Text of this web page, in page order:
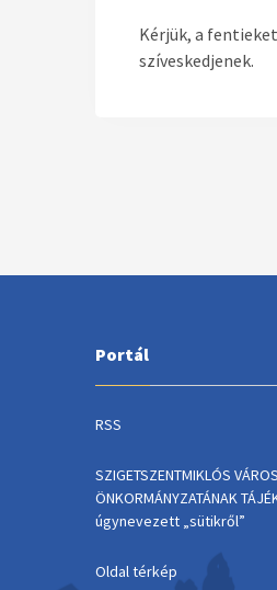
Kérjük, a
szíveskedjenek.
Portál
RSS
SZIGETSZENTMIKLÓS VÁROS
ÖNKORMÁNYZATÁNAK
úgynevezett „sütikről”
Oldal térkép